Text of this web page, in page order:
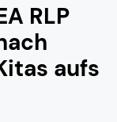
RLP
aufs